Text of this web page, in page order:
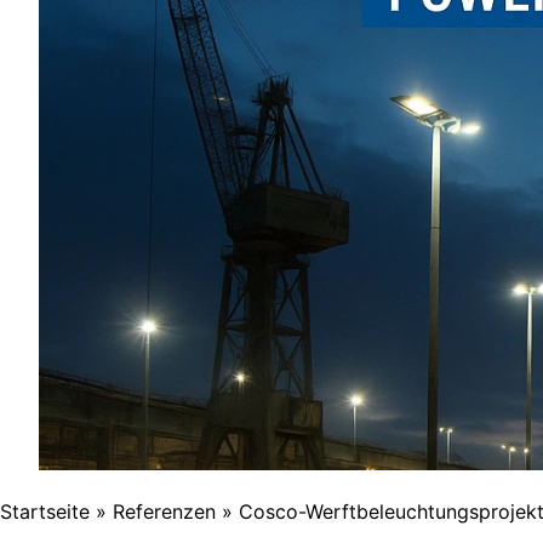
Startseite » Referenzen » Cosco-Werftbeleuchtungsprojekt